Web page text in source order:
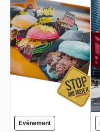
Evénement